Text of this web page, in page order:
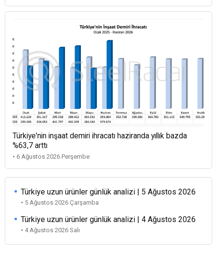
Türkiye'nin inşaat demiri ihracatı haziranda yıllık bazda
%63,7 arttı
• 6 Ağustos 2026 Perşembe
Türkiye uzun ürünler günlük analizi | 5 Ağustos 2026
• 5 Ağustos 2026 Çarşamba
Türkiye uzun ürünler günlük analizi | 4 Ağustos 2026
• 4 Ağustos 2026 Salı